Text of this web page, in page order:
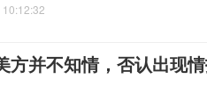
方并不知情，否认出现